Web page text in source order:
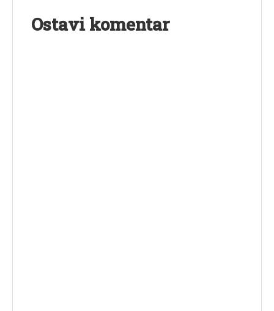
Ostavi komentar